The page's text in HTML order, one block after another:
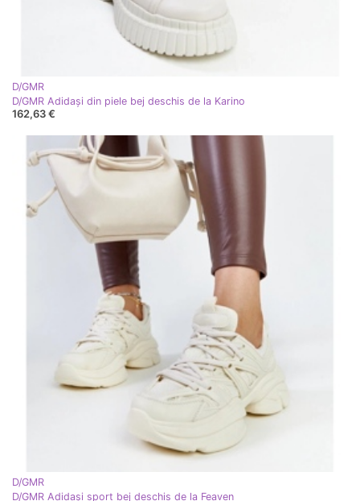
D/GMR
D/GMR Adidași din piele bej deschis de la Karino
162,63 €
D/GMR
D/GMR Adidași sport bej deschis de la Feaven